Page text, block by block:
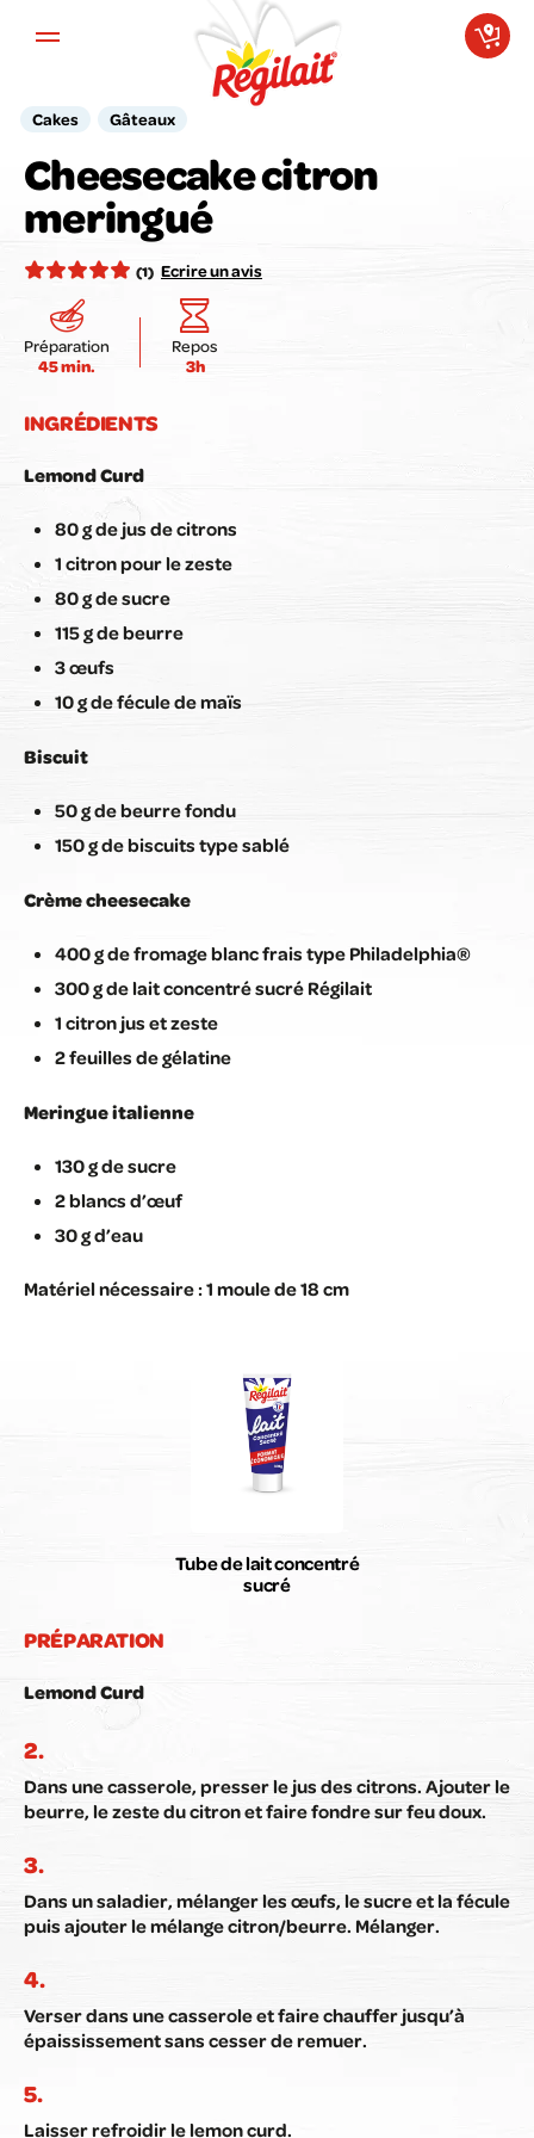
Cakes Gâteaux
Cheesecake citron
meringué
(1) Ecrire un avis
Votre avis compte pour nous !
Notez la recette ici :
Envoyer mon avis
Préparation
45 min.
Repos
3h
INGRÉDIENTS
Lemond Curd
80 g de jus de citrons
1 citron pour le zeste
80 g de sucre
115 g de beurre
3 œufs
10 g de fécule de maïs
Biscuit
50 g de beurre fondu
150 g de biscuits type sablé
Crème cheesecake
400 g de fromage blanc frais type Philadelphia®
300 g de lait concentré sucré Régilait
1 citron jus et zeste
2 feuilles de gélatine
Meringue italienne
130 g de sucre
2 blancs d’œuf
30 g d’eau
Matériel nécessaire : 1 moule de 18 cm
Tube de lait concentré
sucré
PRÉPARATION
Lemond Curd
Dans une casserole, presser le jus des citrons. Ajouter le
beurre, le zeste du citron et faire fondre sur feu doux.
Dans un saladier, mélanger les œufs, le sucre et la fécule
puis ajouter le mélange citron/beurre. Mélanger.
Verser dans une casserole et faire chauffer jusqu’à
épaississement sans cesser de remuer.
Laisser refroidir le lemon curd.